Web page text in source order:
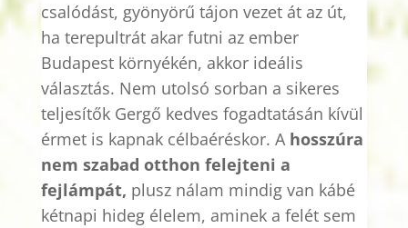
csalódást, gyönyörű tájon vezet át az út,
ha terepultrát akar futni az ember
Budapest környékén, akkor ideális
választás. Nem utolsó sorban a sikeres
teljesítők Gergő kedves fogadtatásán kívül
érmet is kapnak célbaéréskor. A hosszúra
nem szabad otthon felejteni a
fejlámpát, plusz nálam mindig van kábé
kétnapi hideg élelem, aminek a felét sem